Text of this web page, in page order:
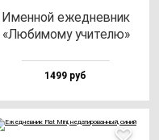
Имен­ной ежед­нев­ник
«Люби­мо­му учи­те­лю»
1499 руб